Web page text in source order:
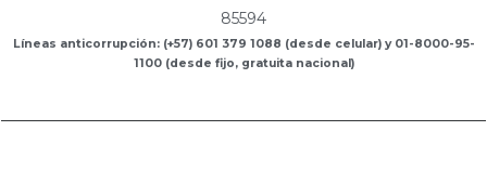
85594
Líneas anticorrupción: (+57) 601 379 1088 (desde celular) y 01-8000-95-
1100 (desde fijo, gratuita nacional)